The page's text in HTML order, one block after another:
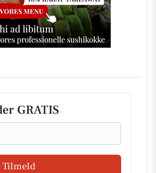
GRATIS
Tilmeld